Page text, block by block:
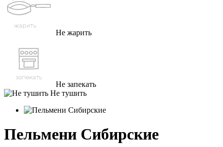
Не жарить
Не запекать
Не тушить
Пельмени Сибирские